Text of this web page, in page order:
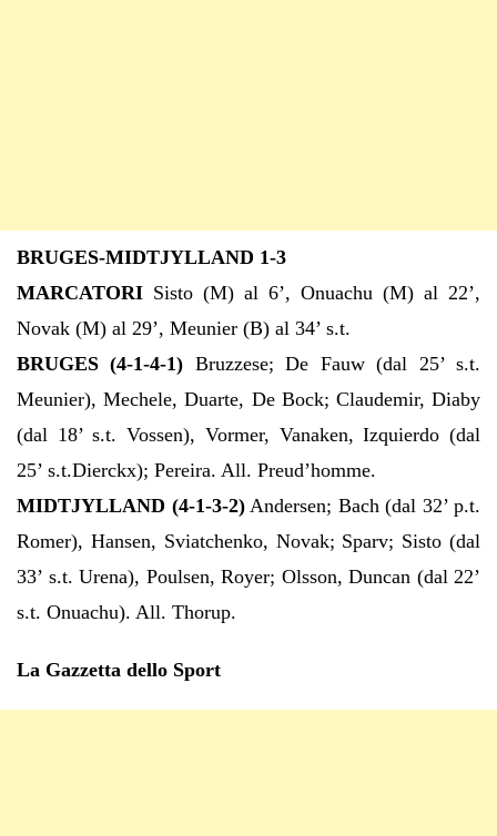
BRUGES-MIDTJYLLAND 1-3
MARCATORI Sisto (M) al 6’, Onuachu (M) al 22’,
Novak (M) al 29’, Meunier (B) al 34’ s.t.
BRUGES (4-1-4-1) Bruzzese; De Fauw (dal 25’ s.t.
Meunier), Mechele, Duarte, De Bock; Claudemir, Diaby
(dal 18’ s.t. Vossen), Vormer, Vanaken, Izquierdo (dal
25’ s.t.Dierckx); Pereira. All. Preud’homme.
MIDTJYLLAND (4-1-3-2)Andersen; Bach (dal 32’ p.t.
Romer), Hansen, Sviatchenko, Novak; Sparv; Sisto (dal
33’ s.t. Urena), Poulsen, Royer; Olsson, Duncan (dal 22’
s.t. Onuachu). All. Thorup.
La Gazzetta dello Sport